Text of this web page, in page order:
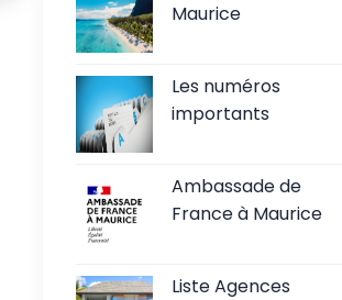
Maurice
Les numéros
importants
Ambassade de
France à Maurice
Liste Agences